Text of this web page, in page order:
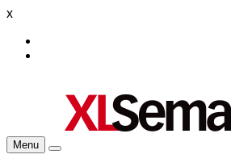
x
Menu